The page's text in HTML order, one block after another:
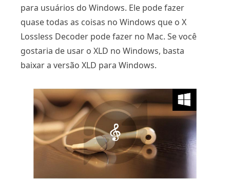
para usuários do Windows. Ele pode fazer
quase todas as coisas no Windows que o X
Lossless Decoder pode fazer no Mac. Se você
gostaria de usar o XLD no Windows, basta
baixar a versão XLD para Windows.